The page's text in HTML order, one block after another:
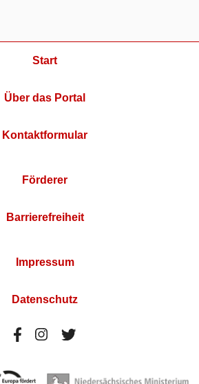
Start
Über das Portal
Kontaktformular
Förderer
Barrierefreiheit
Impressum
Datenschutz